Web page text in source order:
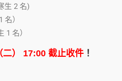
生 2 名)
）
1 名）
二） 17:00 截止收件 ！